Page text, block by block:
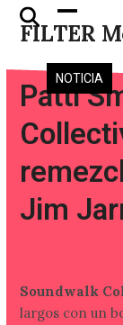
Skip
FILTER
Open
mobile
menu
Close
mobile
menu
NOTICIA
Patti
Jim
Soundwalk
largos con un